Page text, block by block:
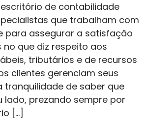
escritório de contabilidade
que trabalham com
para assegurar a satisfação
no que diz respeito aos
tributários e de recursos
clientes gerenciam seus
tranquilidade de saber que
lado, prezando sempre por
[…]